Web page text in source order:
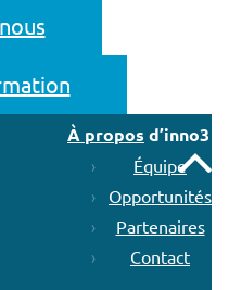
À propos d’inno3
Équipe
Opportunités
Partenaires
Contact
Remonter